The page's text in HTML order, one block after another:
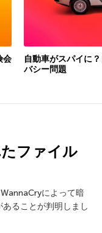
会
自動車がスパイに
バシー問題
ファイル
によって暗
ることが判明しまし